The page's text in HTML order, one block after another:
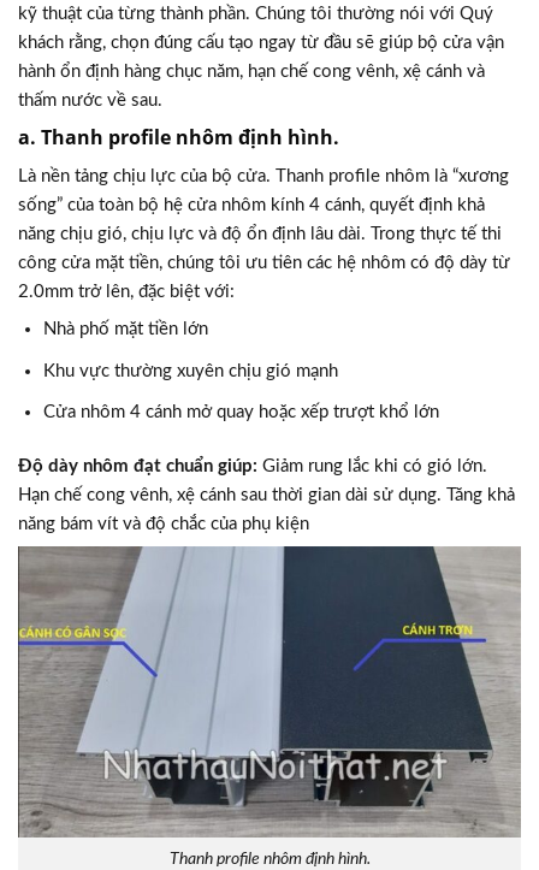
kỹ thuật của từng thành phần. Chúng tôi thường nói với Quý
khách rằng, chọn đúng cấu tạo ngay từ đầu sẽ giúp bộ cửa vận
hành ổn định hàng chục năm, hạn chế cong vênh, xệ cánh và
thấm nước về sau.
a. Thanh profile nhôm định hình.
Là nền tảng chịu lực của bộ cửa. Thanh profile nhôm là “xương
sống” của toàn bộ hệ cửa nhôm kính 4 cánh, quyết định khả
năng chịu gió, chịu lực và độ ổn định lâu dài. Trong thực tế thi
công cửa mặt tiền, chúng tôi ưu tiên các hệ nhôm có độ dày từ
2.0mm trở lên, đặc biệt với:
Nhà phố mặt tiền lớn
Khu vực thường xuyên chịu gió mạnh
Cửa nhôm 4 cánh mở quay hoặc xếp trượt khổ lớn
Độ dày nhôm đạt chuẩn giúp: Giảm rung lắc khi có gió lớn.
Hạn chế cong vênh, xệ cánh sau thời gian dài sử dụng. Tăng khả
năng bám vít và độ chắc của phụ kiện
Thanh profile nhôm định hình.